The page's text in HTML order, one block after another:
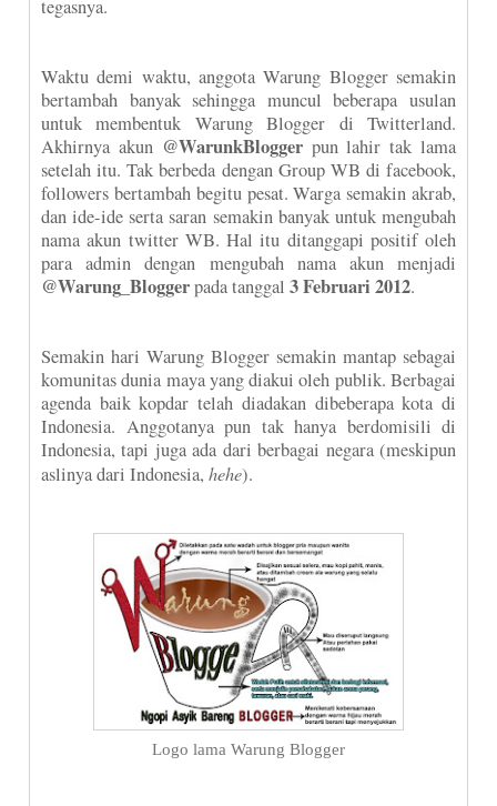
tegasnya.
Waktu demi waktu, anggota Warung Blogger semakin
bertambah banyak sehingga muncul beberapa usulan
untuk membentuk Warung Blogger di Twitterland.
Akhirnya akun @WarunkBloggerpun lahir tak lama
setelah itu. Tak berbeda dengan Group WB di facebook,
followers bertambah begitu pesat. Warga semakin akrab,
dan ide-ide serta saran semakin banyak untuk mengubah
nama akun twitter WB. Hal itu ditanggapi positif oleh
para admin dengan mengubah nama akun menjadi
@Warung_Bloggerpada tanggal 3 Februari 2012.
Semakin hari Warung Blogger semakin mantap sebagai
komunitas dunia maya yang diakui oleh publik. Berbagai
agenda baik kopdar telah diadakan dibeberapa kota di
Indonesia. Anggotanya pun tak hanya berdomisili di
Indonesia, tapi juga ada dari berbagai negara (meskipun
aslinya dari Indonesia, hehe).
Logo lama Warung Blogger